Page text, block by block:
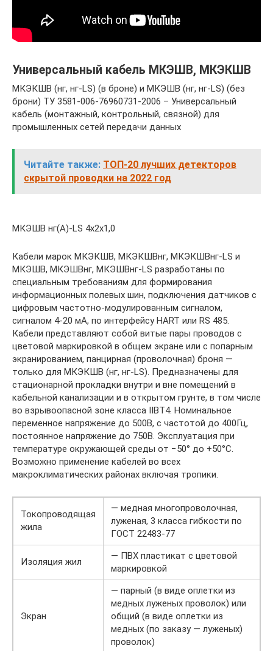
Универсальный кабель МКЭШВ, МКЭКШВ
МКЭКШВ (нг, нг-LS) (в броне) и МКЭШВ (нг, нг-LS) (без
брони) ТУ 3581-006-76960731-2006 – Универсальный
кабель (монтажный, контрольный, связной) для
промышленных сетей передачи данных
Читайте также: ТОП-20 лучших детекторов
скрытой проводки на 2022 год
МКЭШВ нг(А)-LS 4х2х1,0
Кабели марок МКЭКШВ, МКЭКШВнг, МКЭКШВнг-LS и
МКЭШВ, МКЭШВнг, МКЭШВнг-LS разработаны по
специальным требованиям для формирования
информационных полевых шин, подключения датчиков с
цифровым частотно-модулированным сигналом,
сигналом 4-20 мА, по интерфейсу HART или RS 485.
Кабели представляют собой витые пары проводов с
цветовой маркировкой в общем экране или с попарным
экранированием, панцирная (проволочная) броня —
только для МКЭКШВ (нг, нг-LS). Предназначены для
стационарной прокладки внутри и вне помещений в
кабельной канализации и в открытом грунте, в том числе
во взрывоопасной зоне класса IIВТ4. Номинальное
переменное напряжение до 500В, с частотой до 400Гц,
постоянное напряжение до 750В. Эксплуатация при
температуре окружающей среды от −50° до +50°C.
Возможно применение кабелей во всех
макроклиматических районах включая тропики.
Токопроводящая
жила
— медная многопроволочная,
луженая, 3 класса гибкости по
ГОСТ 22483-77
Изоляция жил
— ПВХ пластикат с цветовой
маркировкой
Экран
— парный (в виде оплетки из
медных луженых проволок) или
общий (в виде оплетки из
медных (по заказу — луженых)
проволок)